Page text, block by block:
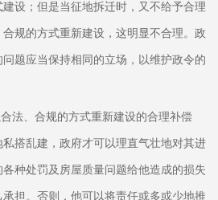
设；但是当征地拆迁时，又不给予合理
规的方式重新建设，这明显不合理。政
题应当保持相同的立场，以维护政令的
、合规的方式重新建设的合理补偿
搭乱建，政府才可以理直气壮地对其进
种处罚及房屋质量问题给他造成的损失
担。否则，他可以将责任或多或少地推